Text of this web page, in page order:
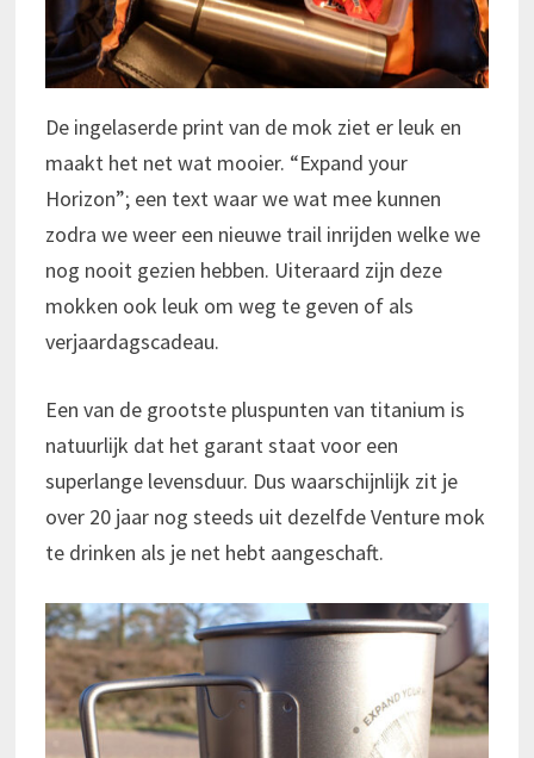
De ingelaserde print van de mok ziet er leuk en
maakt het net wat mooier. “Expand your
Horizon”; een text waar we wat mee kunnen
zodra we weer een nieuwe trail inrijden welke we
nog nooit gezien hebben. Uiteraard zijn deze
mokken ook leuk om weg te geven of als
verjaardagscadeau.
Een van de grootste pluspunten van titanium is
natuurlijk dat het garant staat voor een
superlange levensduur. Dus waarschijnlijk zit je
over 20 jaar nog steeds uit dezelfde Venture mok
te drinken als je net hebt aangeschaft.